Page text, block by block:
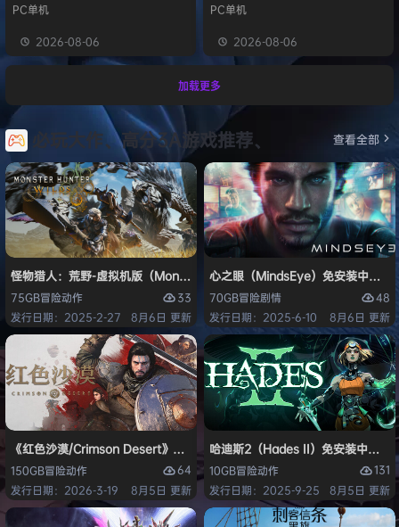
PC单机
2026-08-06
PC单机
2026-08-06
加载更多
必玩大作、高分3A游戏推荐、 查看全部
怪物猎人：荒野-虚拟机版（Monster Hunter Wilds HYPERVISOR）免安
75GB冒险动作
33
发行日期：2025-2-27
8月6日 更新
心之眼（MindsEye）免安装中文版
70GB冒险剧情
48
发行日期：2025-6-10
8月6日 更新
《红色沙漠/Crimson Desert》免安装中文版
150GB冒险动作
64
发行日期：2026-3-19
8月5日 更新
哈迪斯2（Hades II）免安装中文版
10GB冒险动作
131
发行日期：2025-9-25
8月5日 更新